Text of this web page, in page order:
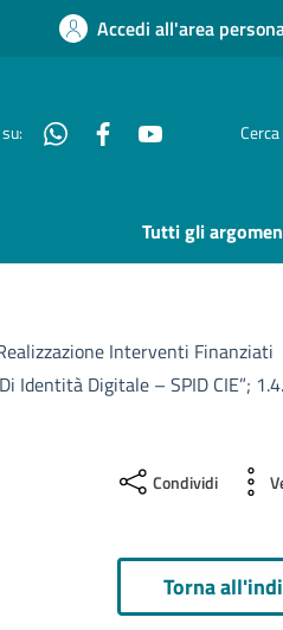
Accedi all'area
WhatsappFacebook Cerca
Tutti gli
Interventi Finanziati
Identità Digitale – SPID CIE”;
Condividi
Torna